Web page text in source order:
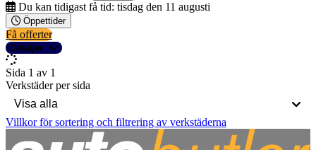
Du kan tidigast få tid: tisdag den 11 augusti
Öppettider
Få offerter
Detaljer
Sida 1 av 1
Verkstäder per sida
Villkor för sortering och filtrering av verkstäderna